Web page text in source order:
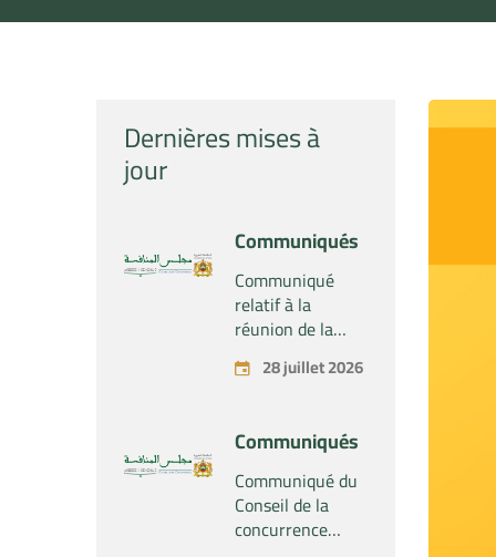
Dernières mises à
jour
Communiqués
Communiqué
relatif à la
réunion de la
Section du
Conseil de la
Tenue le mardi
28 juillet 2026
28 juillet 2026
Communiqués
Communiqué du
Conseil de la
concurrence